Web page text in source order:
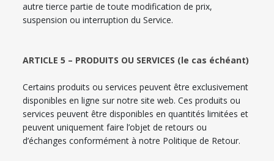
autre tierce partie de toute modification de prix,
suspension ou interruption du Service.
ARTICLE 5 – PRODUITS OU SERVICES (le cas échéant)
Certains produits ou services peuvent être exclusivement
disponibles en ligne sur notre site web. Ces produits ou
services peuvent être disponibles en quantités limitées et
peuvent uniquement faire l’objet de retours ou
d’échanges conformément à notre Politique de Retour.